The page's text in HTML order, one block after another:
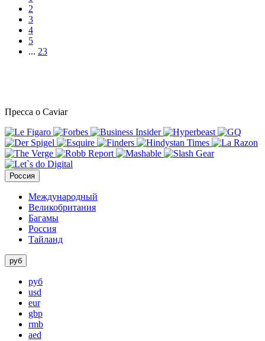
2
3
4
5
... 23
Пресса о Caviar
Россия
Международный
Великобритания
Багамы
Россия
Тайланд
руб
руб
usd
eur
gbp
rmb
aed